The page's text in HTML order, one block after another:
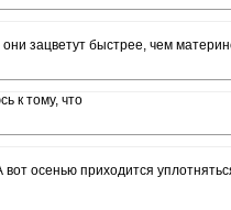
зацветут быстрее, чем
к тому, что
осенью приходится